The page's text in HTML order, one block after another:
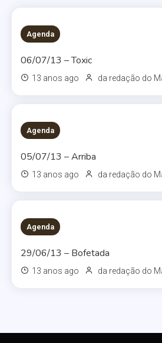
Agenda
06/07/13 – Toxic
13 anos ago da redação do
Agenda
05/07/13 – Arriba
13 anos ago da redação do
Agenda
29/06/13 – Bofetada
13 anos ago da redação do